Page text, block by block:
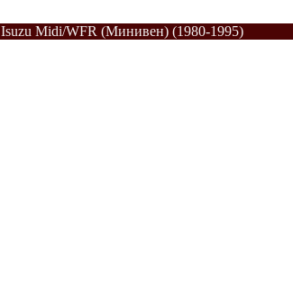
Isuzu Midi/WFR (Минивен) (1980-1995)